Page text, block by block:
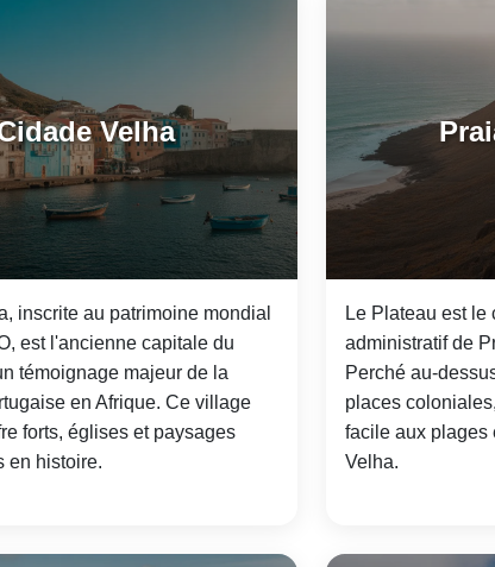
Velha
inscrite au patrimoine mondial
est l'ancienne capitale du
témoignage majeur de la
en Afrique. Ce village
forts, églises et paysages
en histoire.
Le Plateau est le
administratif de
Perché au-
places
facile aux plages
Velha.